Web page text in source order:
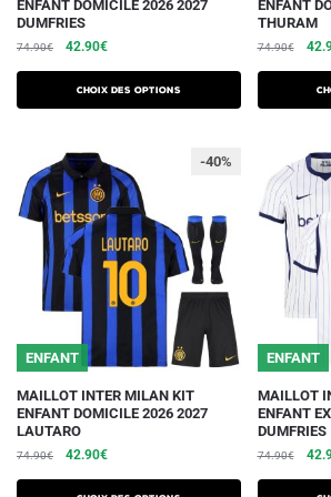
ENFANT DOMICILE 2026 2027
DUMFRIES
74.90€
Le
initial
était :
42.90€Le
actuel
est :
Choix des options
produit
a
plusieurs
variations.
peuvent
être
choisies
page
produit
ENFANT
THURAM
74.90€
Le
produit
a
plusieurs
peuvent
être
choisies
page
produit
ENFANT
-40%
MAILLOT INTER MILAN KIT
ENFANT DOMICILE 2026 2027
LAUTARO
74.90€
Le
42.90€Le
Ce
produit
a
ENFANT
MAILLOT
ENFANT
DUMFRIES
74.90€
Le
Ce
produit
a